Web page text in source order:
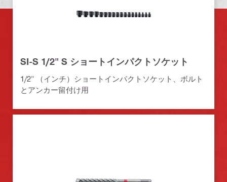
SI-S 1/2" S ショートインパクトソケット
1/2" （インチ）ショートインパクトソケット、ボルト
とアンカー留付け用